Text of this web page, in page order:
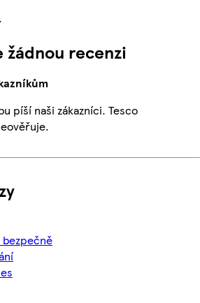
žádnou recenzi
píší naši zákazníci. Tesco